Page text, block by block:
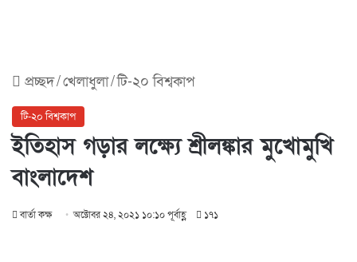
প্রচ্ছদ/খেলাধুলা/টি-২০ বিশ্বকাপ
টি-২০ বিশ্বকাপ
ইতিহাস গড়ার লক্ষ্যে শ্রীলঙ্কার মুখোমুখি
বাংলাদেশ
বার্তা কক্ষ অক্টোবর ২৪, ২০২১ ১০:১০ পূর্বাহ্ণ ১৭১